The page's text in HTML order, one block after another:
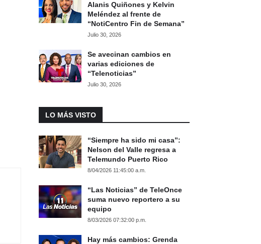
Alanis Quiñones y Kelvin
Meléndez al frente de
“NotiCentro Fin de Semana”
Julio 30, 2026
Se avecinan cambios en
varias ediciones de
“Telenoticias”
Julio 30, 2026
LO MÁS VISTO
“Siempre ha sido mi casa”:
Nelson del Valle regresa a
Telemundo Puerto Rico
8/04/2026 11:45:00 a.m.
“Las Noticias” de TeleOnce
suma nuevo reportero a su
equipo
8/03/2026 07:32:00 p.m.
Hay más cambios: Grenda